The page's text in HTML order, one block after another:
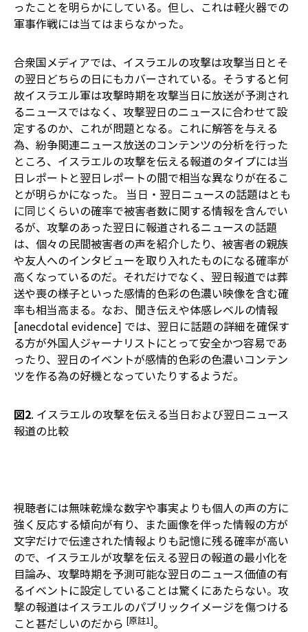
ったことを明らかにしている。但し、これは軽火器での
軍事作戦には当てはまらなかった。
合衆国メディアでは、イスラエルの攻撃は攻撃当日とそ
の翌日どちらの日にもカバーされている。そうすると何
故イスラエル軍は攻撃時期を攻撃当日に放送が予測され
るニュースではなく、攻撃翌日のニュースに合わせて設
定するのか、これが問題となる。これに解答を与える
為、紛争関連ニュース放送のコンテンツの分析を行った
ところ、イスラエルの攻撃を伝える報道のタイプには当
日レポートと翌日レポートの間で相当な異なりが在るこ
とが明らかになった。 当日・翌日ニュースの話題はとも
に同じくらいの確率で被害者数に関する情報を含んでい
るが、攻撃のあった翌日に報道されるニュースの話題
は、個々の民間被害者の声を紹介したり、被害者の親族
や友人へのインタビューを取り入れたものになる確率が
高くなっているのだ。それだけでなく、翌日報道では葬
送や喪の様子といった感情的色彩の色濃い映像を含む確
率も相当高まる。なお、聞き伝えや体感レベルの情報
[anecdotal evidence] では、翌日に話題の詳細を確保す
る方が外国人ジャーナリストにとって安全かつ容易であ
ったり、翌日のイベントが感情的色彩の色濃いコンテン
ツを作る為の好機となっていたりするようだ。
図2. イスラエルの攻撃を伝える当日および翌日ニュース
報道の比較
視聴者には無味乾燥な数字や事実よりも個人の声の方に
強く反応する傾向が有り、また画像を伴った情報の方が
文字だけで伝達された情報よりも記憶に残る確率が高い
ので、イスラエルが攻撃を伝える翌日の報道の最小化を
目論み、攻撃時期を予測可能な翌日のニュース価値の有
るイベントに設定していることは驚くにあたらない。攻
撃の報道はイスラエルのパブリックイメージを傷つける
こと甚だしいのだから [原註1]。